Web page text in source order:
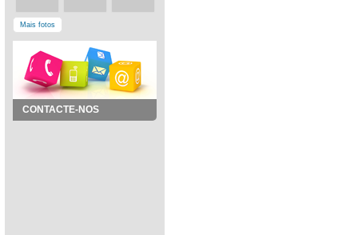
Mais fotos
CONTACTE-NOS